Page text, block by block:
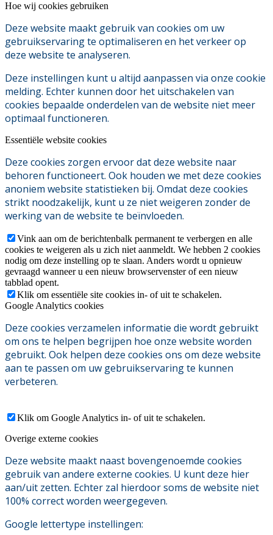
Hoe wij cookies gebruiken
Deze website maakt gebruik van cookies om uw
gebruikservaring te optimaliseren en het verkeer op
deze website te analyseren.
Deze instellingen kunt u altijd aanpassen via onze cookie
melding. Echter kunnen door het uitschakelen van
cookies bepaalde onderdelen van de website niet meer
optimaal functioneren.
Essentiële website cookies
Deze cookies zorgen ervoor dat deze website naar
behoren functioneert. Ook houden we met deze cookies
anoniem website statistieken bij. Omdat deze cookies
strikt noodzakelijk, kunt u ze niet weigeren zonder de
werking van de website te beïnvloeden.
Vink aan om de berichtenbalk permanent te verbergen en alle
cookies te weigeren als u zich niet aanmeldt. We hebben 2 cookies
nodig om deze instelling op te slaan. Anders wordt u opnieuw
gevraagd wanneer u een nieuw browservenster of een nieuw
tabblad opent.
Klik om essentiële site cookies in- of uit te schakelen.
Google Analytics cookies
Deze cookies verzamelen informatie die wordt gebruikt
om ons te helpen begrijpen hoe onze website worden
gebruikt. Ook helpen deze cookies ons om deze website
aan te passen om uw gebruikservaring te kunnen
verbeteren.
Klik om Google Analytics in- of uit te schakelen.
Overige externe cookies
Deze website maakt naast bovengenoemde cookies
gebruik van andere externe cookies. U kunt deze hier
aan/uit zetten. Echter zal hierdoor soms de website niet
100% correct worden weergegeven.
Google lettertype instellingen: